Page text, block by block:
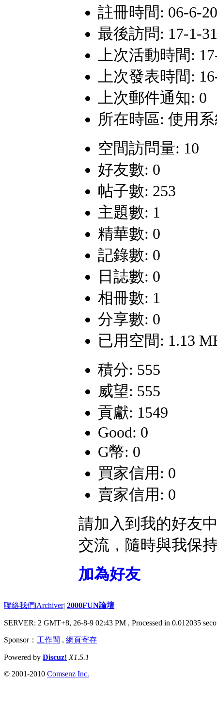
註冊時間: 06-6-
最後訪問: 17-1-
上次活動時間:
上次發表時間:
上次郵件通知: 0
所在時區: 使用
空間訪問量: 10
好友數: 0
帖子數: 253
主題數: 1
精華數: 0
記錄數: 0
日誌數: 0
相冊數: 1
分享數: 0
已用空間: 1.13
積分: 555
威望: 555
貢獻: 1549
Good: 0
G幣: 0
買家信用: 0
賣家信用: 0
請加入到我的好友
交流，隨時與我保
加為好友
聯絡我們|Archiver| 2000FUN論壇
SERVER: 2 GMT+8, 26-8-9 02:43 PM , Processed in 0.012035
Sponsor： 工作間 , 網頁寄存
Powered by Discuz! X1.5.1
© 2001-2010 Comsenz Inc.